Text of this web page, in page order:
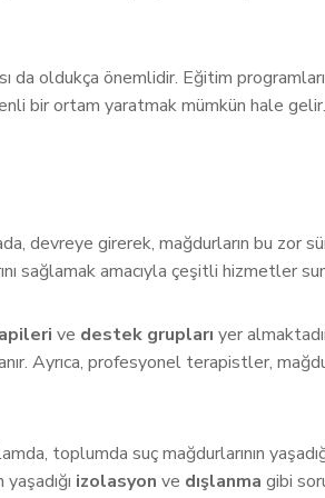
da oldukça önemlidir. Eğitim
bir ortam yaratmak mümkün hale gelir.
devreye girerek, mağdurların bu zor
sağlamak amacıyla çeşitli hizmetler
ve destek grupları yer
Ayrıca, profesyonel terapistler,
toplumda suç mağdurlarının
izolasyon ve dışlanma gibi